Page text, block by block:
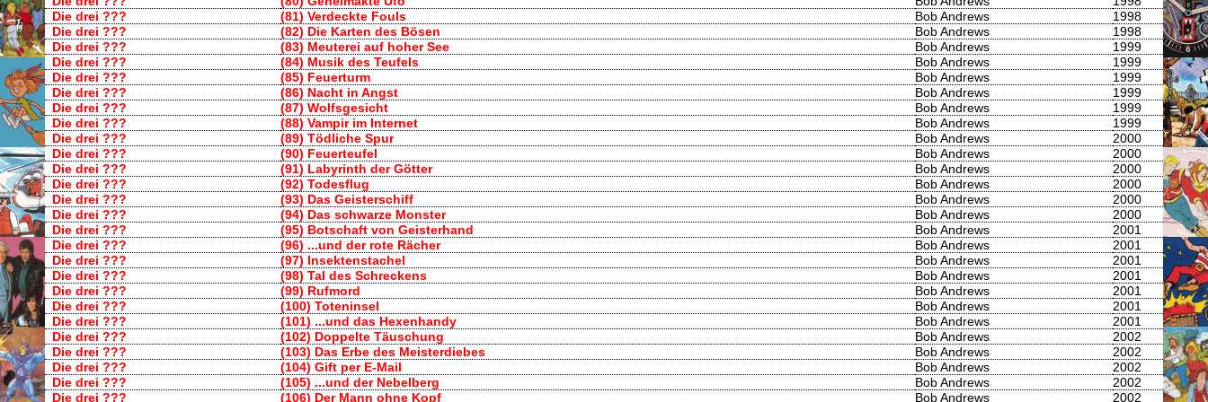
Die drei ???
(81) Verdeckte Fouls Bob Andrews
1998
Die drei ???
(82) Die Karten des Bösen Bob Andrews
1998
Die drei ???
(83) Meuterei auf hoher See Bob Andrews
1999
Die drei ???
(84) Musik des Teufels Bob Andrews
1999
Die drei ???
(85) Feuerturm Bob Andrews
1999
Die drei ???
(86) Nacht in Angst Bob Andrews
1999
Die drei ???
(87) Wolfsgesicht Bob Andrews
1999
Die drei ???
(88) Vampir im Internet Bob Andrews
1999
Die drei ???
(89) Tödliche Spur Bob Andrews
2000
Die drei ???
(90) Feuerteufel Bob Andrews
2000
Die drei ???
(91) Labyrinth der Götter Bob Andrews
2000
Die drei ???
(92) Todesflug Bob Andrews
2000
Die drei ???
(93) Das Geisterschiff Bob Andrews
2000
Die drei ???
(94) Das schwarze Monster Bob Andrews
2000
Die drei ???
(95) Botschaft von Geisterhand Bob Andrews
2001
Die drei ???
(96) ...und der rote Rächer Bob Andrews
2001
Die drei ???
(97) Insektenstachel Bob Andrews
2001
Die drei ???
(98) Tal des Schreckens Bob Andrews
2001
Die drei ???
(99) Rufmord Bob Andrews
2001
Die drei ???
(100) Toteninsel Bob Andrews
2001
Die drei ???
(101) ...und das Hexenhandy Bob Andrews
2001
Die drei ???
(102) Doppelte Täuschung Bob Andrews
2002
Die drei ???
(103) Das Erbe des Meisterdiebes Bob Andrews
2002
Die drei ???
(104) Gift per E-Mail Bob Andrews
2002
Die drei ???
(105) ...und der Nebelberg Bob Andrews
2002
Die drei ???
(106) Der Mann ohne Kopf Bob Andrews 2002